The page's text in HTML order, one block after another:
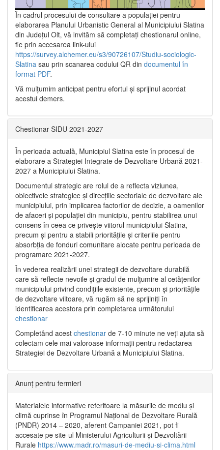
În cadrul procesului de consultare a populaţiei pentru
elaborarea Planului Urbanistic General al Municipiului Slatina
din Județul Olt, vă invităm să completați chestionarul online,
fie prin accesarea link-ului
https://survey.alchemer.eu/s3/90726107/Studiu-sociologic-
Slatina sau prin scanarea codului QR din documentul în
format PDF.
Vă mulţumim anticipat pentru efortul şi sprijinul acordat
acestui demers.
Chestionar SIDU 2021-2027
În perioada actuală, Municipiul Slatina este în procesul de
elaborare a Strategiei Integrate de Dezvoltare Urbană 2021‐
2027 a Municipiului Slatina.
Documentul strategic are rolul de a reflecta viziunea,
obiectivele strategice și direcțiile sectoriale de dezvoltare ale
municipiului, prin implicarea factorilor de decizie, a oamenilor
de afaceri și populației din municipiu, pentru stabilirea unui
consens în ceea ce privește viitorul municipiului Slatina,
precum și pentru a stabili prioritățile și criteriile pentru
absorbția de fonduri comunitare alocate pentru perioada de
programare 2021-2027.
În vederea realizării unei strategii de dezvoltare durabilă
care să reflecte nevoile și gradul de mulțumire al cetățenilor
municipiului privind condițiile existente, precum și prioritățile
de dezvoltare viitoare, vă rugăm să ne sprijiniți în
identificarea acestora prin completarea următorului
chestionar
Completând acest chestionar de 7-10 minute ne veți ajuta să
colectam cele mai valoroase informații pentru redactarea
Strategiei de Dezvoltare Urbană a Municipiului Slatina.
Anunț pentru fermieri
Materialele informative referitoare la măsurile de mediu și
climă cuprinse în Programul Național de Dezvoltare Rurală
(PNDR) 2014 – 2020, aferent Campaniei 2021, pot fi
accesate pe site-ul Ministerului Agriculturii și Dezvoltării
Rurale https://www.madr.ro/masuri-de-mediu-si-clima.html